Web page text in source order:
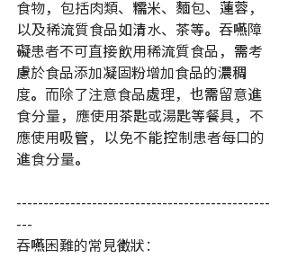
食物，包括肉類、糯米、麵包、蓮蓉，
以及稀流質食品如清水、茶等。吞嚥障
礙患者不可直接飲用稀流質食品，需考
慮於食品添加凝固粉增加食品的濃稠
度。而除了注意食品處理，也需留意進
食分量，應使用茶匙或湯匙等餐具，不
應使用吸管，以免不能控制患者每口的
進食分量。
-----------------------------------------------
---
吞嚥困難的常見徵狀：